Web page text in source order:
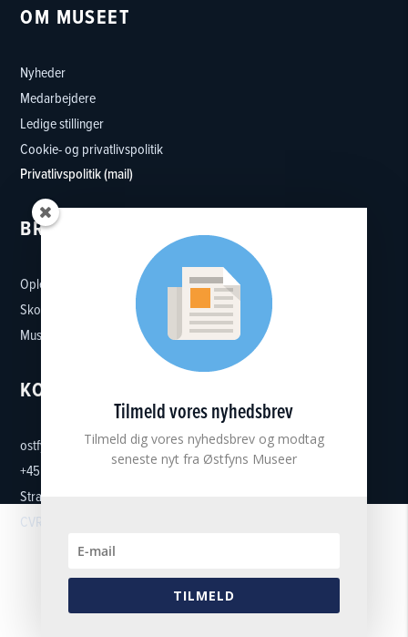
OM MUSEET
Nyheder
Medarbejdere
Ledige stillinger
Cookie- og privatlivspolitik
Privatlivspolitik (mail)
BRUG MUSEET
Oplevelser
Skoler
Museumsforeninger
KONTAKT
ostfynsmuseer@ostfynsmuseer.dk
+45 65 32 37 27
Strandgade 5, 5300 Kerteminde
CVR: 18101513
Tilmeld vores nyhedsbrev
Tilmeld dig vores nyhedsbrev og modtag
seneste nyt fra Østfyns Museer
TILMELD